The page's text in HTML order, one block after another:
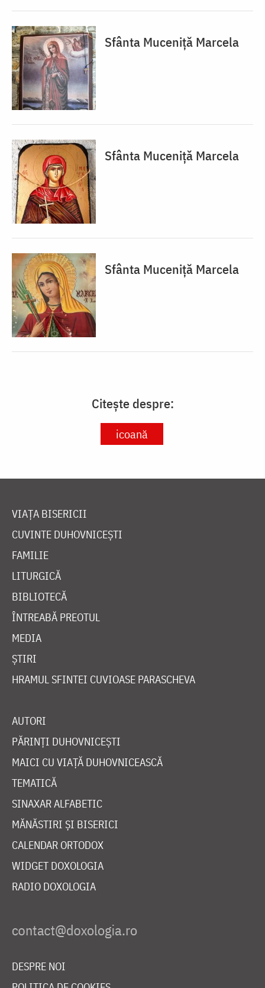
Sfânta Muceniță Marcela
Sfânta Muceniță Marcela
Sfânta Muceniță Marcela
Citește despre:
icoană
VIAȚA BISERICII
CUVINTE DUHOVNICEȘTI
FAMILIE
LITURGICĂ
BIBLIOTECĂ
ÎNTREABĂ PREOTUL
MEDIA
ȘTIRI
HRAMUL SFINTEI CUVIOASE PARASCHEVA
AUTORI
PĂRINȚI DUHOVNICEȘTI
MAICI CU VIAȚĂ DUHOVNICEASCĂ
TEMATICĂ
SINAXAR ALFABETIC
MĂNĂSTIRI ȘI BISERICI
CALENDAR ORTODOX
WIDGET DOXOLOGIA
RADIO DOXOLOGIA
DESPRE NOI